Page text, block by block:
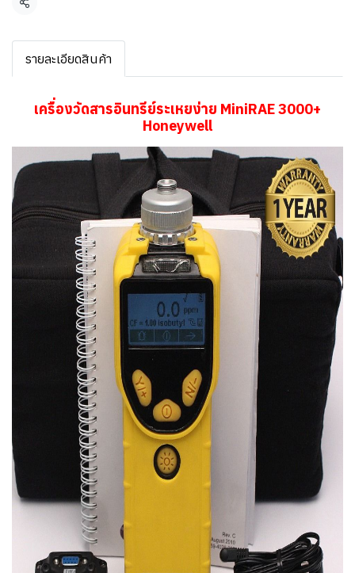
แชร์
รายละเอียดสินค้า
เครื่องวัดสารอินทรีย์ระเหยง่าย MiniRAE 3000+
Honeywell